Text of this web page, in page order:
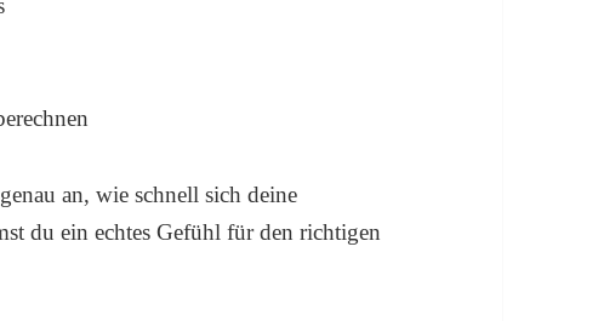
an, wie schnell sich deine
du ein echtes Gefühl für den richtigen